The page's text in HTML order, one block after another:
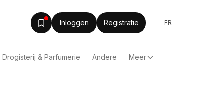
Inloggen Registratie FR
Drogisterij & Parfumerie Andere Meer